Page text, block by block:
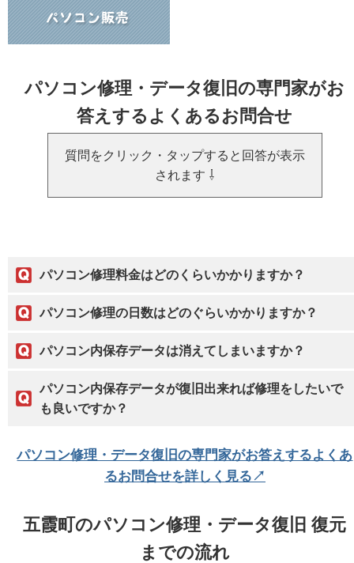
パソコン修理・データ復旧の専門家がお
答えするよくあるお問合せ
質問をクリック・タップすると回答が表示
されます ⇩
パソコン修理料金はどのくらいかかりますか？
パソコン修理の日数はどのぐらいかかりますか？
パソコン内保存データは消えてしまいますか？
パソコン内保存データが復旧出来れば修理をしたいで
も良いですか？
パソコン修理・データ復旧の専門家がお答えするよくあ
るお問合せを詳しく見る↗
五霞町のパソコン修理・データ復旧 復元
までの流れ